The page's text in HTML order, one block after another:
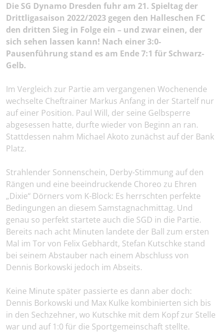
Die SG Dynamo Dresden fuhr am 21. Spieltag der
Drittligasaison 2022/2023 gegen den Halleschen FC
den dritten Sieg in Folge ein – und zwar einen, der
sich sehen lassen kann! Nach einer 3:0-
Pausenführung stand es am Ende 7:1 für Schwarz-
Gelb.
Im Vergleich zur Partie am vergangenen Wochenende
wechselte Cheftrainer Markus Anfang in der Startelf nur
auf einer Position. Paul Will, der seine Gelbsperre
abgesessen hatte, durfte wieder von Beginn an ran.
Stattdessen nahm Michael Akoto zunächst auf der Bank
Platz.
Strahlender Sonnenschein, Derby-Stimmung auf den
Rängen und eine beeindruckende Choreo zu Ehren
„Dixie“ Dörners vom K-Block: Es herrschten perfekte
Bedingungen an diesem Samstagnachmittag. Und
genau so perfekt startete auch die SGD in die Partie.
Bereits nach acht Minuten landete der Ball zum ersten
Mal im Tor von Felix Gebhardt, Stefan Kutschke stand
bei seinem Abstauber nach einem Abschluss von
Dennis Borkowski jedoch im Abseits.
Keine Minute später passierte es dann aber doch:
Dennis Borkowski und Max Kulke kombinierten sich bis
in den Sechzehner, wo Kutschke mit dem Kopf zur Stelle
war und auf 1:0 für die Sportgemeinschaft stellte.